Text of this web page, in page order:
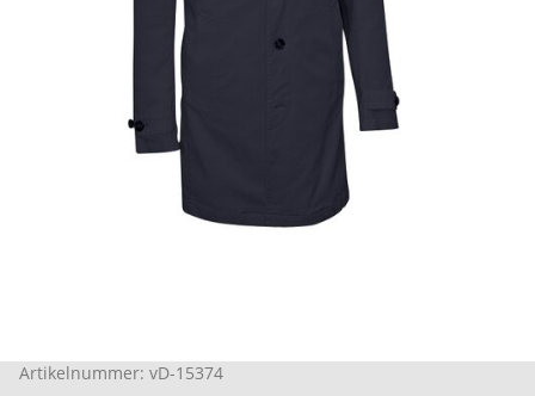
Artikelnummer: vD-15374